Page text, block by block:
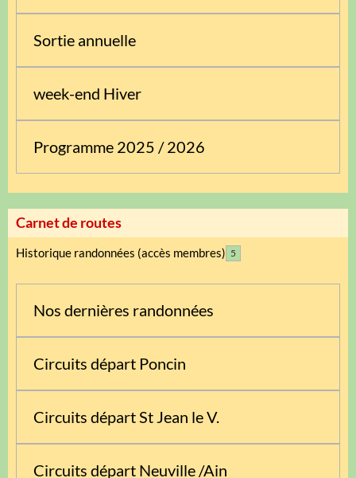
Sortie annuelle
week-end Hiver
Programme 2025 / 2026
Carnet de routes
Historique randonnées (accès membres) 5
Nos dernières randonnées
Circuits départ Poncin
Circuits départ St Jean le V.
Circuits départ Neuville /Ain